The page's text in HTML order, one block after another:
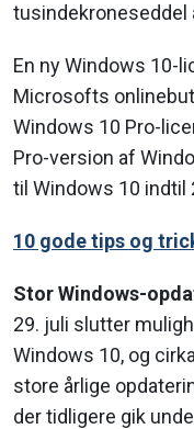
tusindekroneseddel
En ny Windows 10-
Microsofts
Windows 10 Pro-
Pro-version af
til Windows 10 indtil
10 gode tips og
Stor Windows-
29. juli slutter
Windows 10, og
store årlige
der tidligere gik